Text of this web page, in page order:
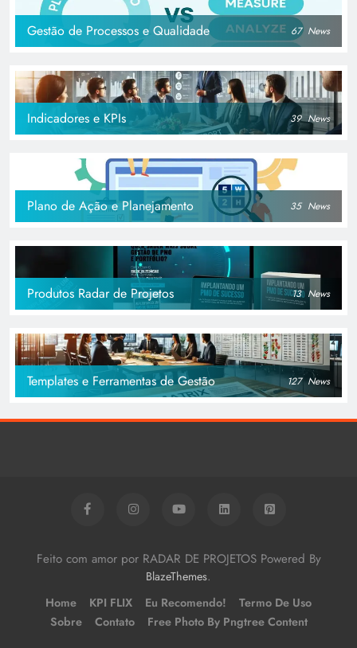
Gestão de Processos e Qualidade 67 News
Indicadores e KPIs 39 News
Plano de Ação e Planejamento 35 News
Produtos Radar de Projetos 13 News
Templates e Ferramentas de Gestão 127 News
Feito com amor por RADAR DE PROJETOS Powered By
BlazeThemes.
Home KPI FLIX Eu Recomendo!
Termo De Uso
Sobre
Contato Free Photo By Pngtree Content